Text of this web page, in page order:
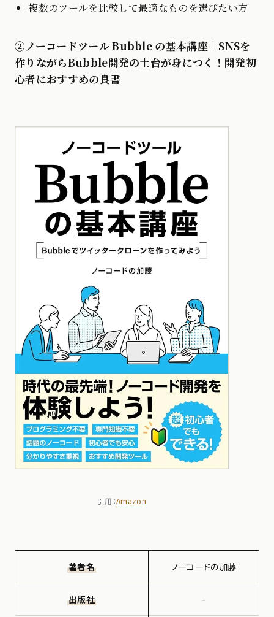
複数のツールを比較して最適なものを選びたい方
②ノーコードツール Bubble の基本講座｜SNSを
作りながらBubble開発の土台が身につく！開発初
心者におすすめの良書
引用：Amazon
著者名 ノーコードの加藤
出版社 –